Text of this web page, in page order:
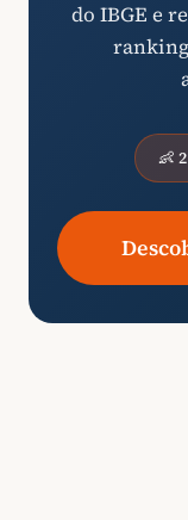
do IBGE e
👶